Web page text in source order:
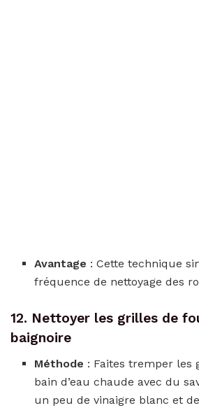
Avantage : Cette technique
fréquence de nettoyage des
12. Nettoyer les grilles de
baignoire
Méthode : Faites tremper les
bain d’eau chaude avec du
un peu de vinaigre blanc et